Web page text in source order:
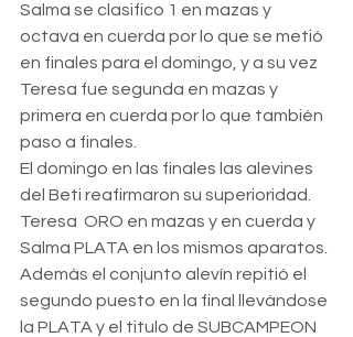
Salma se clasifico 1 en mazas y
octava en cuerda por lo que se metió
en finales para el domingo, y a su vez
Teresa fue segunda en mazas y
primera en cuerda por lo que también
paso a finales.
El domingo en las finales las alevines
del Beti reafirmaron su superioridad.
Teresa  ORO en mazas y en cuerda y
Salma PLATA en los mismos aparatos.
Además el conjunto alevín repitió el
segundo puesto en la final llevándose
la PLATA y el titulo de SUBCAMPEON